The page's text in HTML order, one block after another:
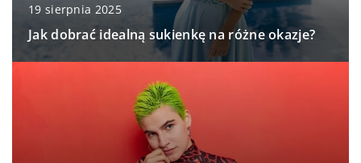
19 sierpnia 2025
Jak dobrać idealną sukienkę na różne okazje?